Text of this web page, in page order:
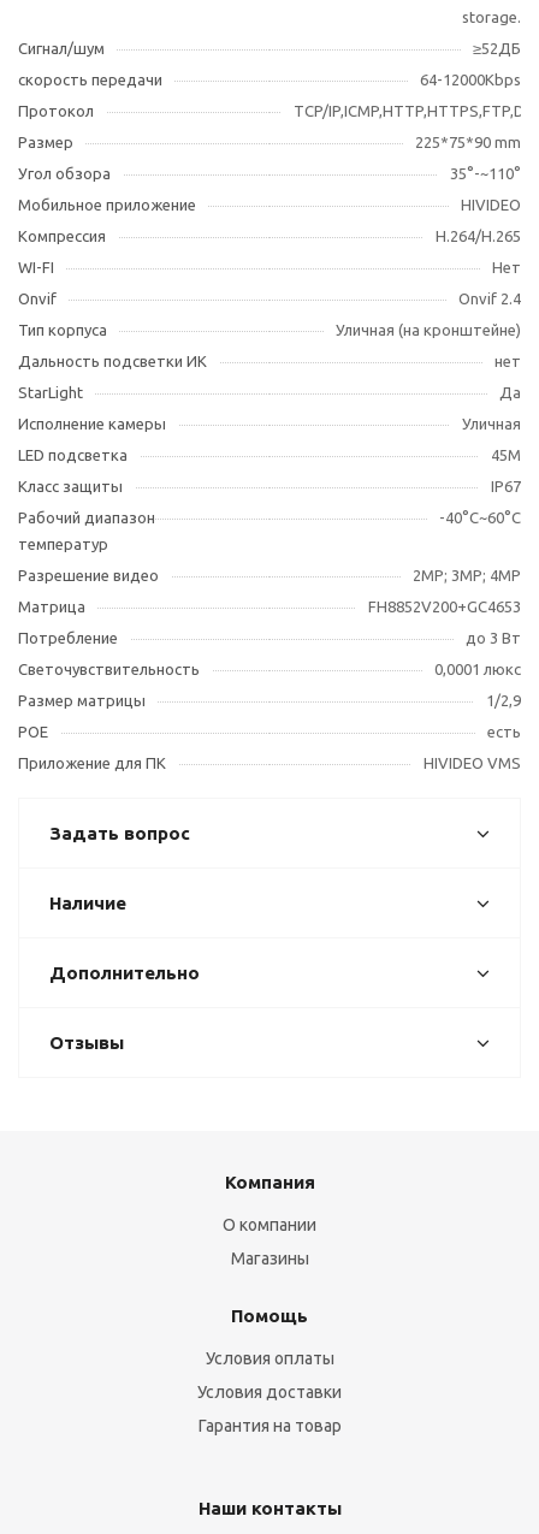
storage.
Сигнал/шум
≥52ДБ
скорость передачи
64-12000Kbps
Протокол
TCP/
Размер
225*75*90 mm
Угол обзора
35°-~110°
Мобильное приложение
HIVIDEO
Компрессия
H.264/H.265
WI-FI
Нет
Оnvif
Onvif 2.4
Тип корпуса
Уличная (на кронштейне)
Дальность подсветки ИК
нет
StarLight
Да
Исполнение камеры
Уличная
LED подсветка
45М
Класс защиты
IP67
Рабочий диапазон
температур
-40°С~60°С
Разрешение видео
2МР; 3МР; 4MP
Матрица
FH8852V200+GC4653
Потребление
до 3 Вт
Светочувствительность
0,0001 люкс
Размер матрицы
1/2,9
POE
есть
Приложение для ПК
HIVIDEO VMS
Задать вопрос
Наличие
Дополнительно
Отзывы
Компания
О компании
Магазины
Помощь
Условия оплаты
Условия доставки
Гарантия на товар
Наши контакты